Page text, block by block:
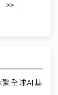
>>
全球AI基